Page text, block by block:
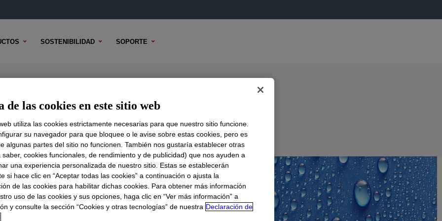
SOSTENIBILIDAD SOPORTE
- Clear
TÉCNICO OPCIONES DE MUESTRA OPCIONES DE COMPRA
de las cookies en este sitio web
utiliza las cookies estrictamente necesarias para que nuestro sitio funcione.
su navegador para que bloquee o le avise sobre estas cookies, pero es
algunas partes del sitio no funcionen. También nos gustaría establecer otras
saber, cookies funcionales, de rendimiento y de publicidad) que nos ayuden a
una experiencia personalizada de nuestro sitio. Estas se establecerán
si hace clic en “Aceptar todas las cookies” a continuación o ajusta la
de las cookies para habilitar dichas cookies. Para obtener más información
uso de las cookies y sus opciones, haga clic en “Ver más información” a
y consulte la sección “Cookies y otras tecnologías” de nuestra Declaración de